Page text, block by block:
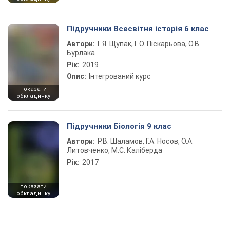
показати
обкладинку
Підручники Всесвітня історія 6 клас
Автори:
І. Я. Щупак, І. О. Піскарьова, О.В.
Бурлака
Рік: 2019
Опис: Інтегрований курс
показати
обкладинку
Підручники Біологія 9 клас
Автори: Р.В. Шаламов, Г.А. Носов, О.А.
Литовченко, М.С. Каліберда
Рік: 2017